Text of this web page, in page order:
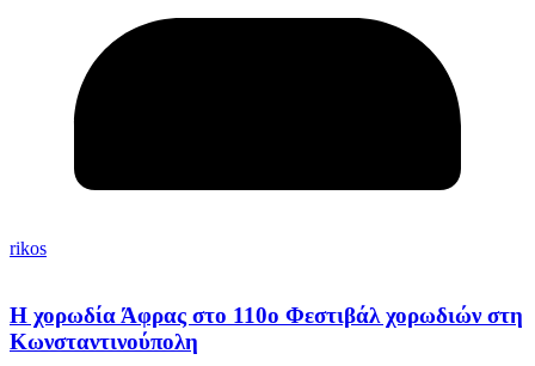
rikos
Η χορωδία Άφρας στο 110ο Φεστιβάλ χορωδιών στη
Κωνσταντινούπολη